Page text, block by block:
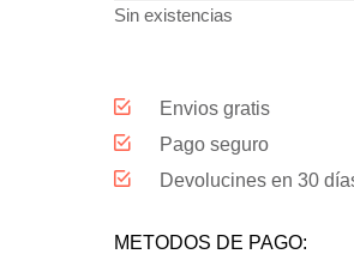
Sin existencias
Envios gratis
Pago seguro
Devolucines en 30
METODOS DE PAGO: